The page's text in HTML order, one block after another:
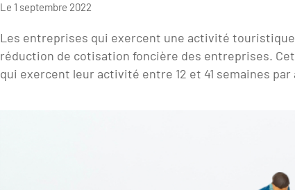
Le 1 septembre 2022
Les entreprises qui exercent une activité
réduction de cotisation foncière des entreprises.
qui exercent leur activité entre 12 et 41 semaines par